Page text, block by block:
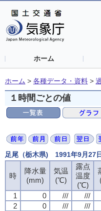
ホーム
ホーム > 各種データ・資料 >
１時間ごとの値
足尾（栃木県) 1991年9月27
時
降水量
(mm)
気温
(℃)
露点
温度
(℃)
1
0 /// ///
2
0 /// ///